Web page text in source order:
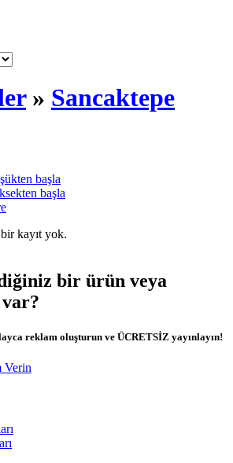
» Sancaktepe
başla
başla
kayıt yok.
bir ürün veya
reklam oluşturun ve ÜCRETSİZ yayınlayın!
Verin